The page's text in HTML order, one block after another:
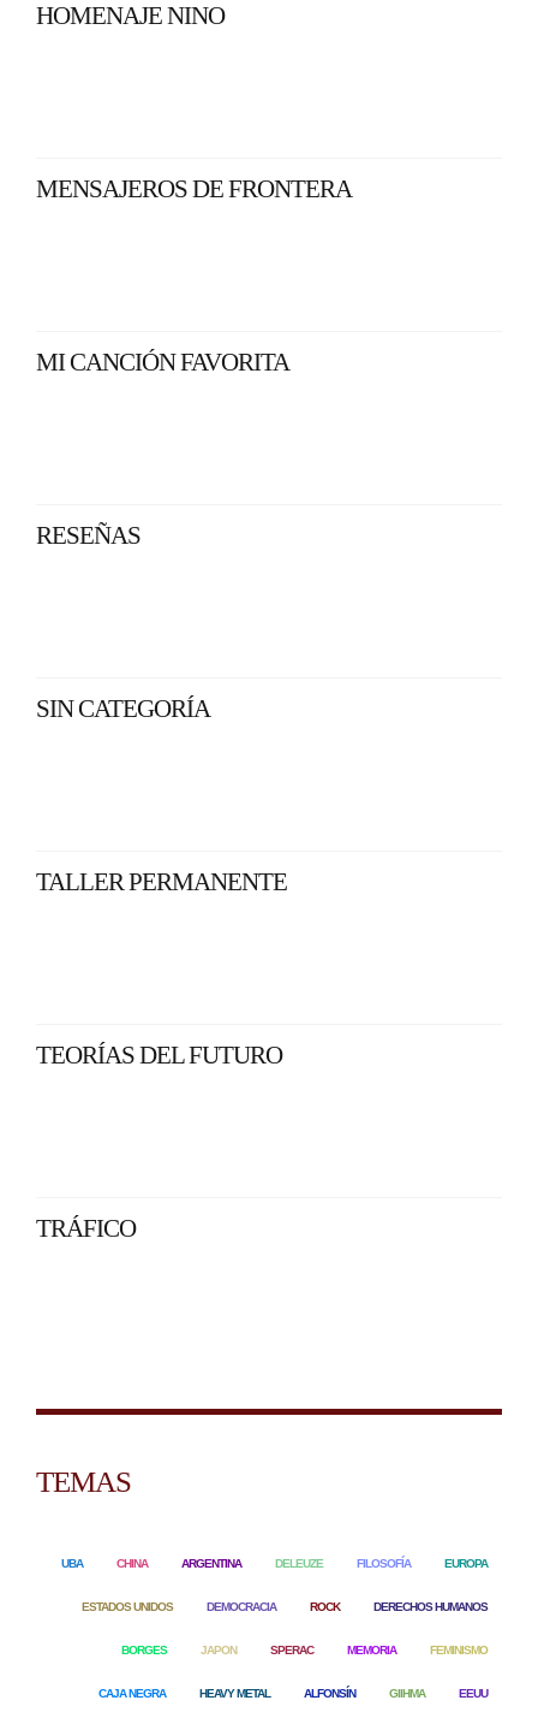
HOMENAJE NINO
MENSAJEROS DE FRONTERA
MI CANCIÓN FAVORITA
RESEÑAS
SIN CATEGORÍA
TALLER PERMANENTE
TEORÍAS DEL FUTURO
TRÁFICO
TEMAS
UBA CHINA ARGENTINA DELEUZE FILOSOFÍA EUROPA
ESTADOS UNIDOS DEMOCRACIA ROCK DERECHOS HUMANOS
BORGES JAPON SPERAC MEMORIA FEMINISMO
CAJA NEGRA HEAVY METAL ALFONSÍN GIIHMA EEUU